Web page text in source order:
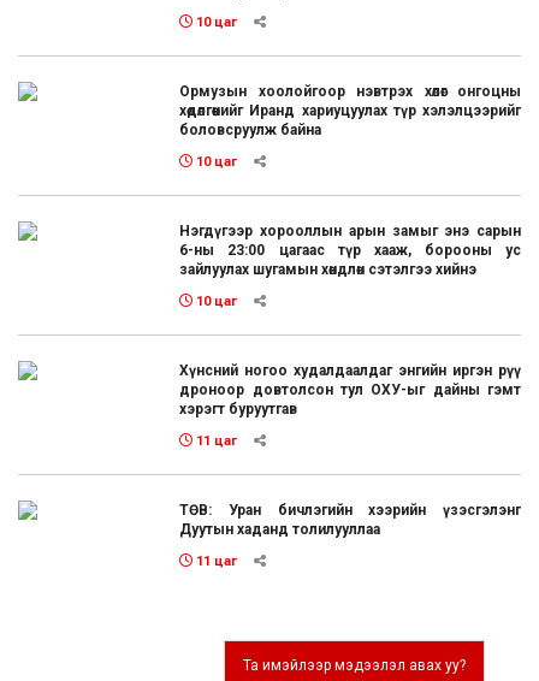
10 цаг
Ормузын хоолойгоор нэвтрэх хөлөг онгоцны
хөдөлгөөнийг Иранд хариуцуулах түр хэлэлцээрийг
боловсруулж байна
10 цаг
Нэгдүгээр хорооллын арын замыг энэ сарын
6-ны 23:00 цагаас түр хааж, борооны ус
зайлуулах шугамын хөндлөн сэтэлгээ хийнэ
10 цаг
Хүнсний ногоо худалдаалдаг энгийн иргэн рүү
дроноор довтолсон тул ОХУ-ыг дайны гэмт
хэрэгт буруутгав
11 цаг
ТӨВ: Уран бичлэгийн хээрийн үзэсгэлэнг
Дуутын хаданд толилууллаа
11 цаг
Та имэйлээр мэдээлэл авах уу?